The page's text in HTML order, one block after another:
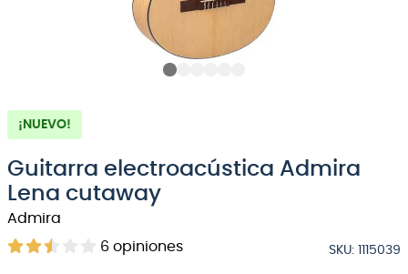
¡NUEVO!
Guitarra electroacústica Admira
Lena cutaway
Admira
6 opiniones SKU: 1115039